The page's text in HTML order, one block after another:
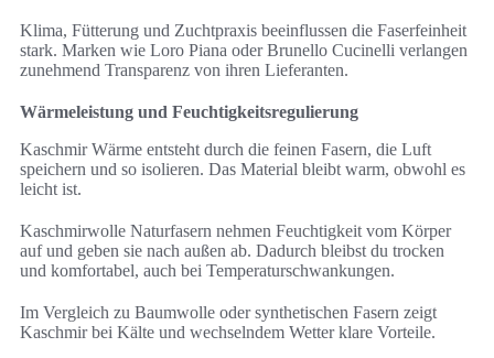
Klima, Fütterung und Zuchtpraxis beeinflussen die Faserfeinheit
stark. Marken wie Loro Piana oder Brunello Cucinelli verlangen
zunehmend Transparenz von ihren Lieferanten.
Wärmeleistung und Feuchtigkeitsregulierung
Kaschmir Wärme entsteht durch die feinen Fasern, die Luft
speichern und so isolieren. Das Material bleibt warm, obwohl es
leicht ist.
Kaschmirwolle Naturfasern nehmen Feuchtigkeit vom Körper
auf und geben sie nach außen ab. Dadurch bleibst du trocken
und komfortabel, auch bei Temperaturschwankungen.
Im Vergleich zu Baumwolle oder synthetischen Fasern zeigt
Kaschmir bei Kälte und wechselndem Wetter klare Vorteile.